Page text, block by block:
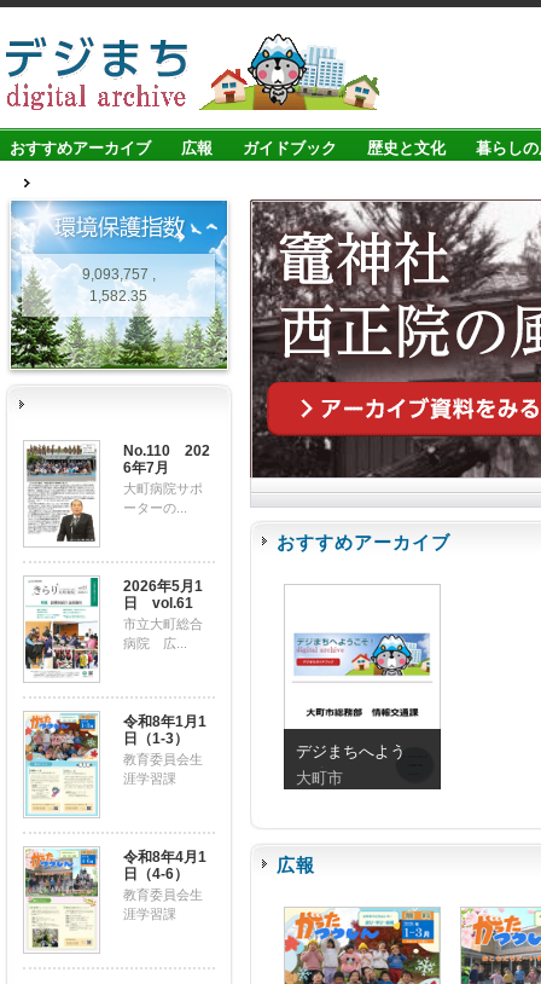
おすすめアーカイブ 広報 ガイドブック 歴史と文化 暮らし
9,093,757 ,
1,582.35
No.110 202
6年7月
大町病院サポ
ーターの...
2026年5月1
日 vol.61
市立大町総合
病院 広...
令和8年1月1
日（1-3）
教育委員会生
涯学習課
令和8年4月1
日（4-6）
教育委員会生
涯学習課
おすすめアーカイブ
デジまちへよう
こそ！
大町市
広報